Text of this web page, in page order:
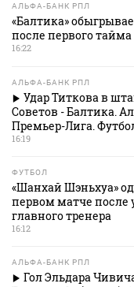
АЛЬФА-БАНК РПЛ
«Балтика»
после первого
16:22
АЛЬФА-БАНК РПЛ
Удар Титкова в
Советов - Балтика.
Премьер-Лига.
16:19
ФУТБОЛ
«Шанхай Шэньхуа»
первом матче после
главного тренера
16:12
АЛЬФА-БАНК РПЛ
Гол Эльдара